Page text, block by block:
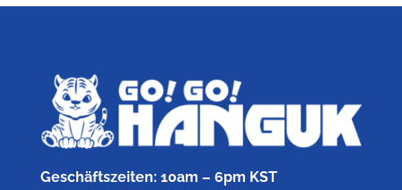
Geschäftszeiten: 10am – 6pm KST